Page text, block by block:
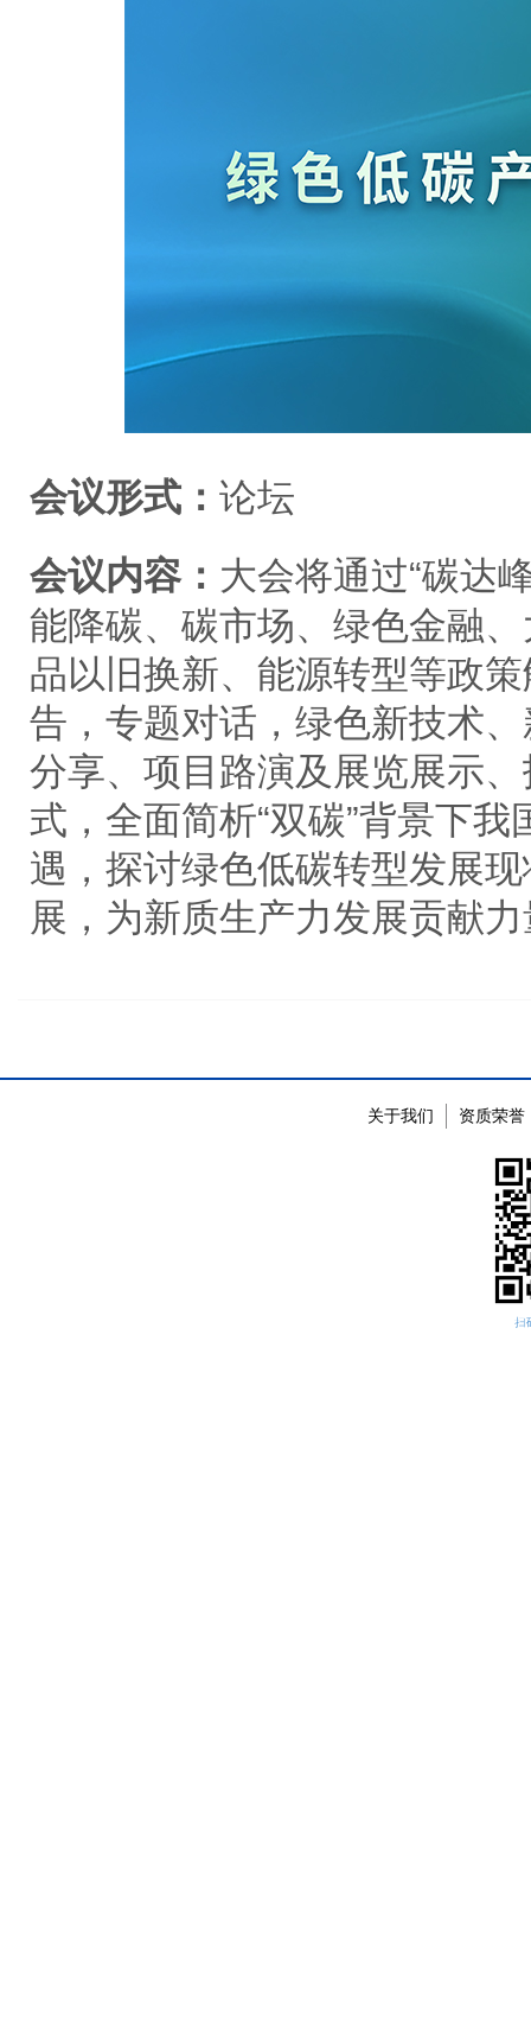
会议形式： 论坛
会议内容： 大会将通过“碳达
能降碳、碳市场、绿色金融
品以旧换新、能源转型等政
告，专题对话，绿色新技术
分享、项目路演及展览展示
式，全面简析“双碳”背景下
遇， 探讨绿色低碳转型发展
展，为新质生产力发展贡献
关于我们 资质荣誉